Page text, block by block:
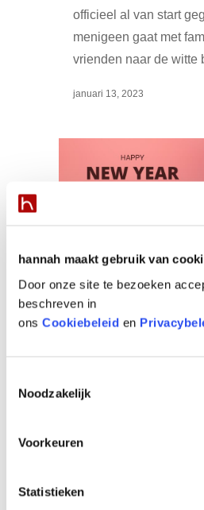
hannah maakt gebruik van
Door onze site te bezoeken
beschreven in
ons Cookiebeleid en
Noodzakelijk
Voorkeuren
Statistieken
officieel al van start
menigeen gaat met
vrienden naar de witte
januari 13, 2023
Lekkere oliebol
By hannah SIRC
heel veel lekker en